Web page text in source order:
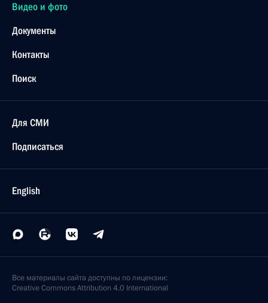
Видео и фото
Документы
Контакты
Поиск
Для СМИ
Подписаться
English
Все материалы сайта доступны по лицензии:
Creative Commons Attribution 4.0 International